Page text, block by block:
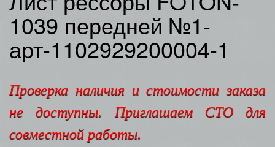
1039 передней №1-
арт-1102929200004-1
Проверка наличия и стоимости заказа
не доступны. Приглашаем СТО для
совместной работы.